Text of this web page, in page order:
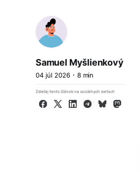
Samuel Myšlienkový
04 júl 2026 8 min
Zdieľaj tento článok na sociálnych sieťach
Facebook
X LinkedInTelegram
Bluesky